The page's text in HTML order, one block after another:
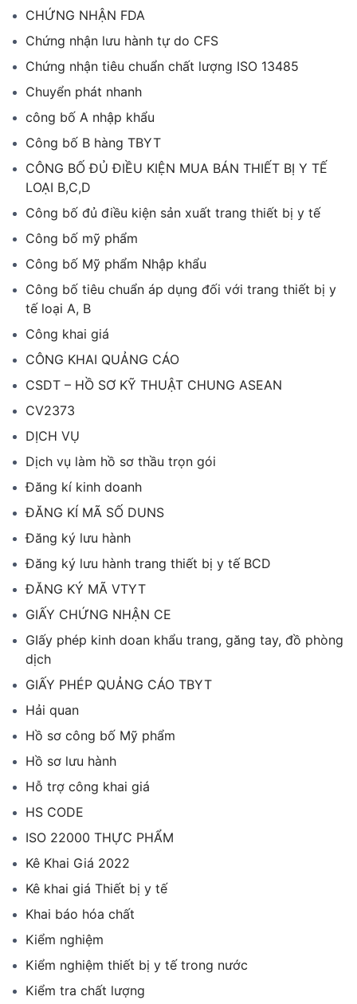
CHỨNG NHẬN FDA
Chứng nhận lưu hành tự do CFS
Chứng nhận tiêu chuẩn chất lượng ISO 13485
Chuyển phát nhanh
công bố A nhập khẩu
Công bố B hàng TBYT
CÔNG BỐ ĐỦ ĐIỀU KIỆN MUA BÁN THIẾT BỊ Y TẾ
LOẠI B,C,D
Công bố đủ điều kiện sản xuất trang thiết bị y tế
Công bố mỹ phẩm
Công bố Mỹ phẩm Nhập khẩu
Công bố tiêu chuẩn áp dụng đối với trang thiết bị y
tế loại A, B
Công khai giá
CÔNG KHAI QUẢNG CÁO
CSDT – HỒ SƠ KỸ THUẬT CHUNG ASEAN
CV2373
DỊCH VỤ
Dịch vụ làm hồ sơ thầu trọn gói
Đăng kí kinh doanh
ĐĂNG KÍ MÃ SỐ DUNS
Đăng ký lưu hành
Đăng ký lưu hành trang thiết bị y tế BCD
ĐĂNG KÝ MÃ VTYT
GIẤY CHỨNG NHẬN CE
GIấy phép kinh doan khẩu trang, găng tay, đồ phòng
dịch
GIẤY PHÉP QUẢNG CÁO TBYT
Hải quan
Hồ sơ công bố Mỹ phẩm
Hồ sơ lưu hành
Hỗ trợ công khai giá
HS CODE
ISO 22000 THỰC PHẨM
Kê Khai Giá 2022
Kê khai giá Thiết bị y tế
Khai báo hóa chất
Kiểm nghiệm
Kiểm nghiệm thiết bị y tế trong nước
Kiểm tra chất lượng